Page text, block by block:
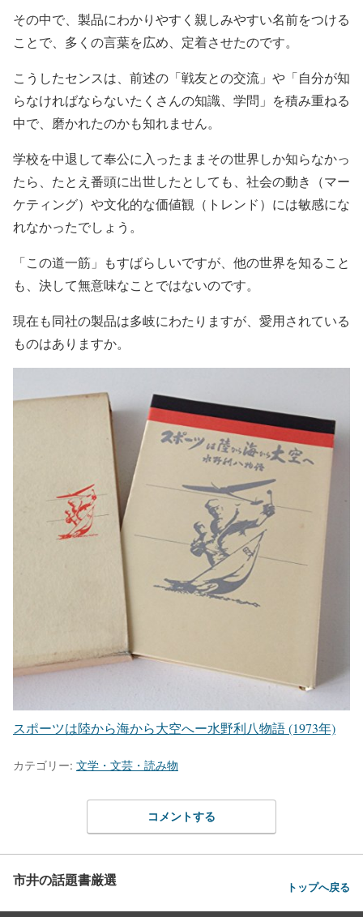
その中で、製品にわかりやすく親しみやすい名前をつける
ことで、多くの言葉を広め、定着させたのです。
こうしたセンスは、前述の「戦友との交流」や「自分が知
らなければならないたくさんの知識、学問」を積み重ねる
中で、磨かれたのかも知れません。
学校を中退して奉公に入ったままその世界しか知らなかっ
たら、たとえ番頭に出世したとしても、社会の動き（マー
ケティング）や文化的な価値観（トレンド）には敏感にな
れなかったでしょう。
「この道一筋」もすばらしいですが、他の世界を知ること
も、決して無意味なことではないのです。
現在も同社の製品は多岐にわたりますが、愛用されている
ものはありますか。
スポーツは陸から海から大空へー水野利八物語 (1973年)
カテゴリー: 文学・文芸・読み物
コメントする
市井の話題書厳選 トップへ戻る